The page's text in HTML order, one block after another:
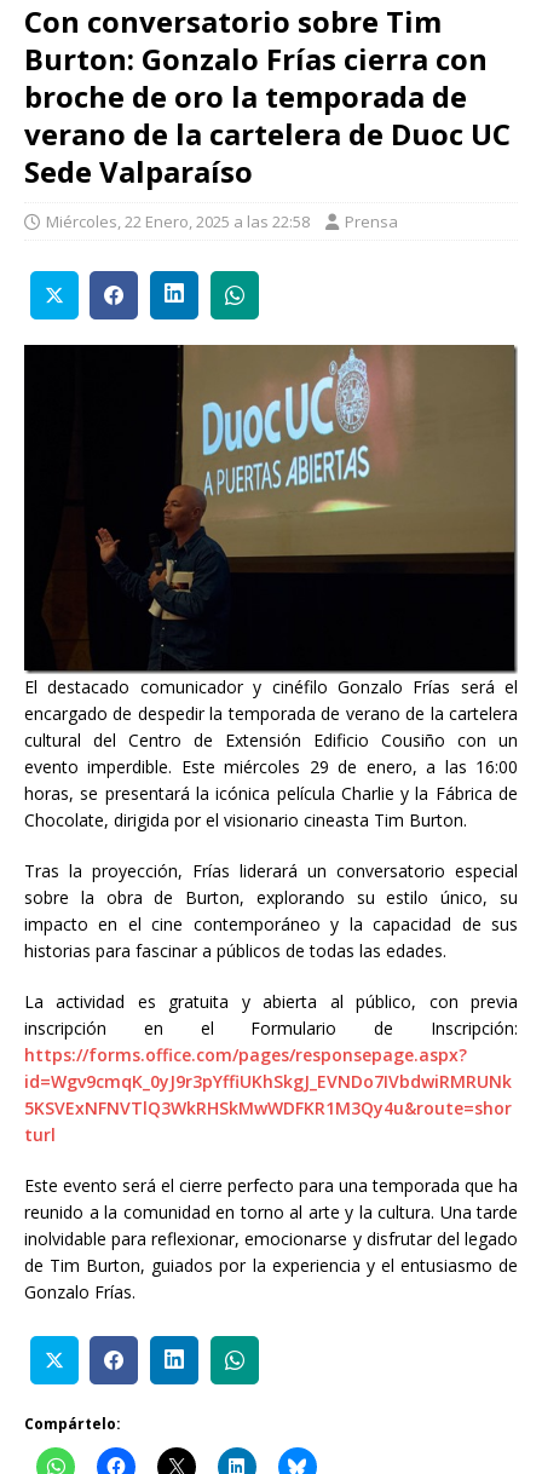
Con conversatorio sobre Tim
Burton: Gonzalo Frías cierra con
broche de oro la temporada de
verano de la cartelera de Duoc UC
Sede Valparaíso
Miércoles, 22 Enero, 2025 a las 22:58 Prensa
El destacado comunicador y cinéfilo Gonzalo Frías será el
encargado de despedir la temporada de verano de la cartelera
cultural del Centro de Extensión Edificio Cousiño con un
evento imperdible. Este miércoles 29 de enero, a las 16:00
horas, se presentará la icónica película Charlie y la Fábrica de
Chocolate, dirigida por el visionario cineasta Tim Burton.
Tras la proyección, Frías liderará un conversatorio especial
sobre la obra de Burton, explorando su estilo único, su
impacto en el cine contemporáneo y la capacidad de sus
historias para fascinar a públicos de todas las edades.
La actividad es gratuita y abierta al público, con previa
inscripción en el Formulario de Inscripción:
https://forms.office.com/pages/responsepage.aspx?
id=Wgv9cmqK_0yJ9r3pYffiUKhSkgJ_EVNDo7IVbdwiRMRUNk
5KSVExNFNVTlQ3WkRHSkMwWDFKR1M3Qy4u&route=shor
turl
Este evento será el cierre perfecto para una temporada que ha
reunido a la comunidad en torno al arte y la cultura. Una tarde
inolvidable para reflexionar, emocionarse y disfrutar del legado
de Tim Burton, guiados por la experiencia y el entusiasmo de
Gonzalo Frías.
Compártelo: